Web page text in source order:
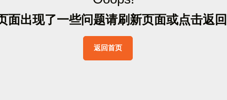
面出现了一些问题请刷新页面或点击返 回
返回首页